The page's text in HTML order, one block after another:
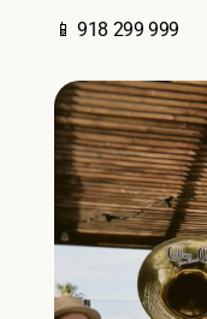
📱 918 299 999